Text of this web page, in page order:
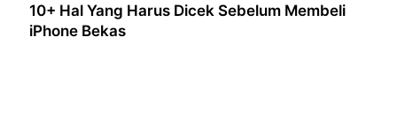
10+ Hal Yang Harus Dicek Sebelum Membeli
iPhone Bekas